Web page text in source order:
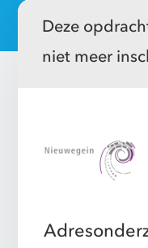
Deze
niet meer